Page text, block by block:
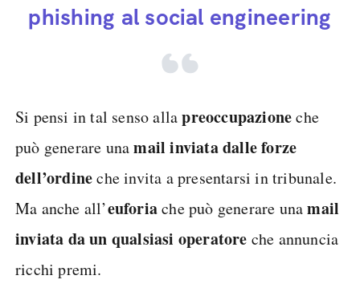
phishing al social engineering
Si pensi in tal senso allapreoccupazioneche
può generare unamail inviata dalle forze
dell’ordineche invita a presentarsi in tribunale.
Ma anche all’euforiache può generare unamail
inviata da un qualsiasi operatore che annuncia
ricchi premi.